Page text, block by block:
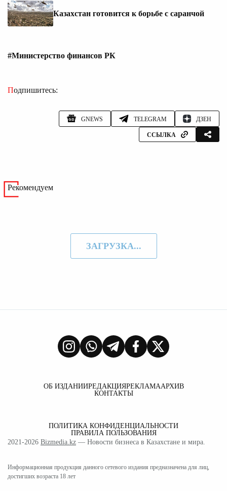
Казахстан готовится к борьбе с саранчой
#Министерство финансов РК
Подпишитесь:
GNEWS TELEGRAM ДЗЕН
ССЫЛКА
Рекомендуем
ЗАГРУЗКА...
ОБ ИЗДАНИИРЕДАКЦИЯРЕКЛАМААРХИВ
КОНТАКТЫ
ПОЛИТИКА КОНФИДЕНЦИАЛЬНОСТИ
ПРАВИЛА ПОЛЬЗОВАНИЯ
2021-2026 Bizmedia.kz — Новости бизнеса в Казахстане и мира.
Информационная продукция данного сетевого издания предназначена для лиц,
достигших возраста 18 лет